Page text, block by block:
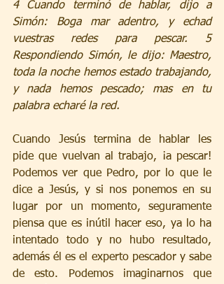
4 Cuando terminó de hablar, dijo a
Simón: Boga mar adentro, y echad
vuestras redes para pescar. 5
Respondiendo Simón, le dijo: Maestro,
toda la noche hemos estado trabajando,
y nada hemos pescado; mas en tu
palabra echaré la red.
Cuando Jesús termina de hablar les
pide que vuelvan al trabajo, ¡a pescar!
Podemos ver que Pedro, por lo que le
dice a Jesús, y si nos ponemos en su
lugar por un momento, seguramente
piensa que es inútil hacer eso, ya lo ha
intentado todo y no hubo resultado,
además él es el experto pescador y sabe
de esto. Podemos imaginarnos que